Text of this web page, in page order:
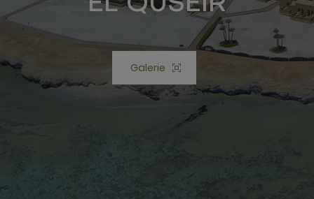
Galerie
Bouton Ouvrir Galerie